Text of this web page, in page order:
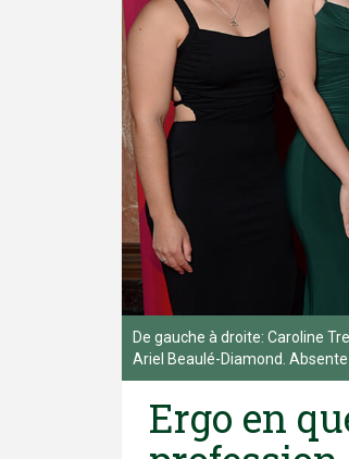
De gauche à droite: Caroline
Ariel Beaulé-Diamond.
Ergo en